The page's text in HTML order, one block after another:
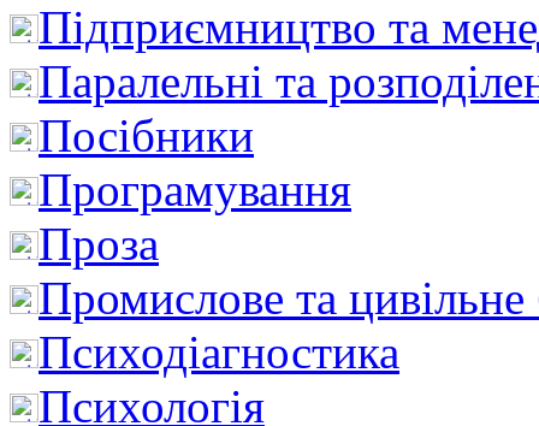
Підприємництво та
Паралельні та
Посібники
Програмування
Проза
Промислове та цивільне
Психодіагностика
Психологія